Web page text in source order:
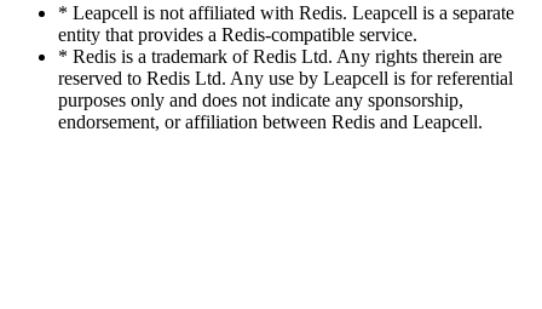
* Leapcell is not affiliated with Redis. Leapcell is a separate
entity that provides a Redis-compatible service.
* Redis is a trademark of Redis Ltd. Any rights therein are
reserved to Redis Ltd. Any use by Leapcell is for referential
purposes only and does not indicate any sponsorship,
endorsement, or affiliation between Redis and Leapcell.